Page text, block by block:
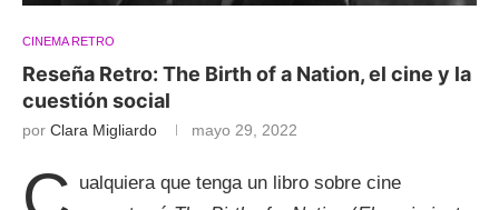
CINEMA RETRO
Reseña Retro: The Birth of a Nation, el cine y la
cuestión social
por Clara Migliardo mayo 29, 2022
ualquiera que tenga un libro sobre cine